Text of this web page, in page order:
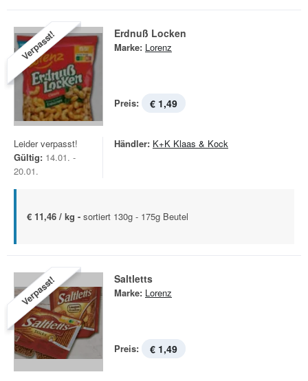
Verpasst! Erdnuß Locken
Marke: Lorenz
Preis: € 1,49
Leider verpasst!
Gültig: 14.01. -
20.01.
Händler: K+K Klaas & Kock
€ 11,46 / kg - sortiert 130g - 175g Beutel
Verpasst! Saltletts
Marke: Lorenz
Preis: € 1,49